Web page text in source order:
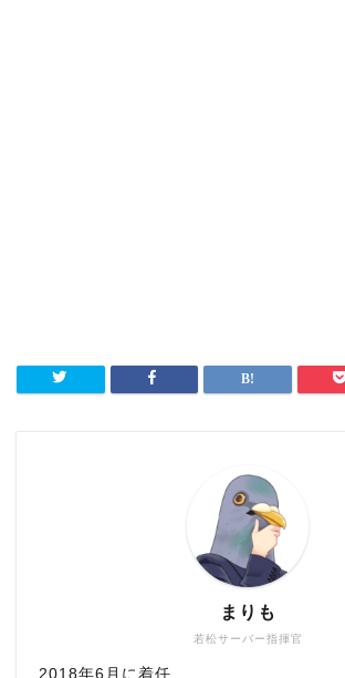
若松サーバー指揮官
まりも
2018年6月に着任